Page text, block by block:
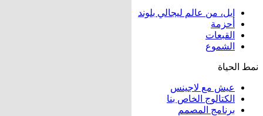
إيل، من عالم ليجالي بلوند
أحزمة
القبعات
الشموع
نمط الحياة
عيش مع لاجينس
الكتالوج الخاص بنا
برنامج المصمم